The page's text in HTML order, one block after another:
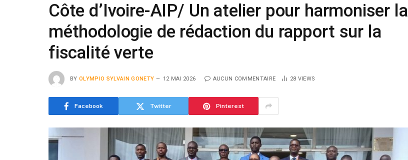
Côte d’Ivoire-AIP/ Un atelier pour harmoniser la
méthodologie de rédaction du rapport sur la
fiscalité verte
BY OLYMPIO SYLVAIN GONETY 12 MAI 2026 AUCUN COMMENTAIRE 28 VIEWS
Facebook Twitter Pinterest